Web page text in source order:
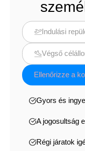
Indulási
Végső
Ellenőrizze a
Gyors és
A jogosultság
Régi járatok